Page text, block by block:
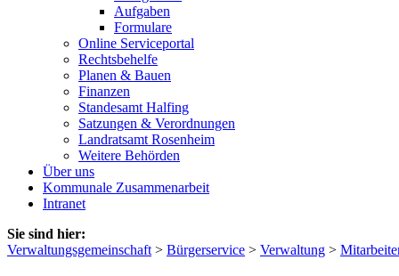
Aufgaben
Formulare
Online Serviceportal
Rechtsbehelfe
Planen & Bauen
Finanzen
Standesamt Halfing
Satzungen & Verordnungen
Landratsamt Rosenheim
Weitere Behörden
Über uns
Kommunale Zusammenarbeit
Intranet
Sie sind hier:
Verwaltungsgemeinschaft > Bürgerservice > Verwaltung >